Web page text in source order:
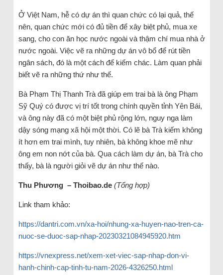
Ở Việt Nam, hễ có dự án thì quan chức có lại quả, thế
nên, quan chức mới có đủ tiền để xây biệt phủ, mua xe
sang, cho con ăn học nước ngoài và thậm chí mua nhà ở
nước ngoài. Việc vẽ ra những dự án vô bổ để rút tiền
ngân sách, đó là một cách để kiếm chác. Làm quan phải
biết vẽ ra những thứ như thế.
Bà Phạm Thị Thanh Trà đã giúp em trai bà là ông Phạm
Sỹ Quý có được vị trí tốt trong chính quyền tỉnh Yên Bái,
và ông này đã có một biệt phủ rộng lớn, nguy nga làm
dậy sóng mạng xã hội một thời. Có lẽ bà Trà kiếm không
ít hơn em trai mình, tuy nhiên, bà không khoe mẽ như
ông em non nớt của bà. Qua cách làm dự án, bà Trà cho
thấy, bà là người giỏi vẽ dự án như thế nào.
Thu Phương – Thoibao.de(Tổng hợp)
Link tham khảo:
https://dantri.com.vn/xa-hoi/nhung-xa-huyen-nao-tren-ca-
nuoc-se-duoc-sap-nhap-20230321084945920.htm
https://vnexpress.net/xem-xet-viec-sap-nhap-don-vi-
hanh-chinh-cap-tinh-tu-nam-2026-4326250.html